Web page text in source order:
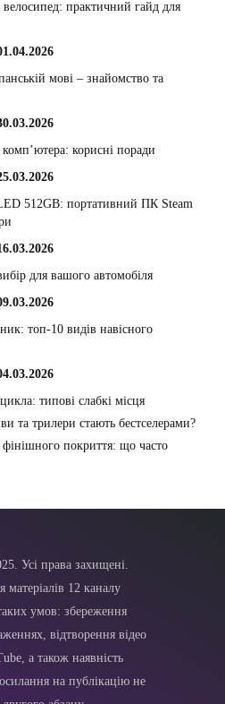
велосипед: практичний гайд для
мові – знайомство та
корисні поради
512GB: портативний ПК Steam
для вашого автомобіля
топ-10 видів навісного
типові слабкі місця
та трилери стають бестселерами?
фінішного покриття: що часто
Усі права захищені.
матеріалів 12 каналу
умов: збереження
відтворення відео
а також наявність
на публікацію не